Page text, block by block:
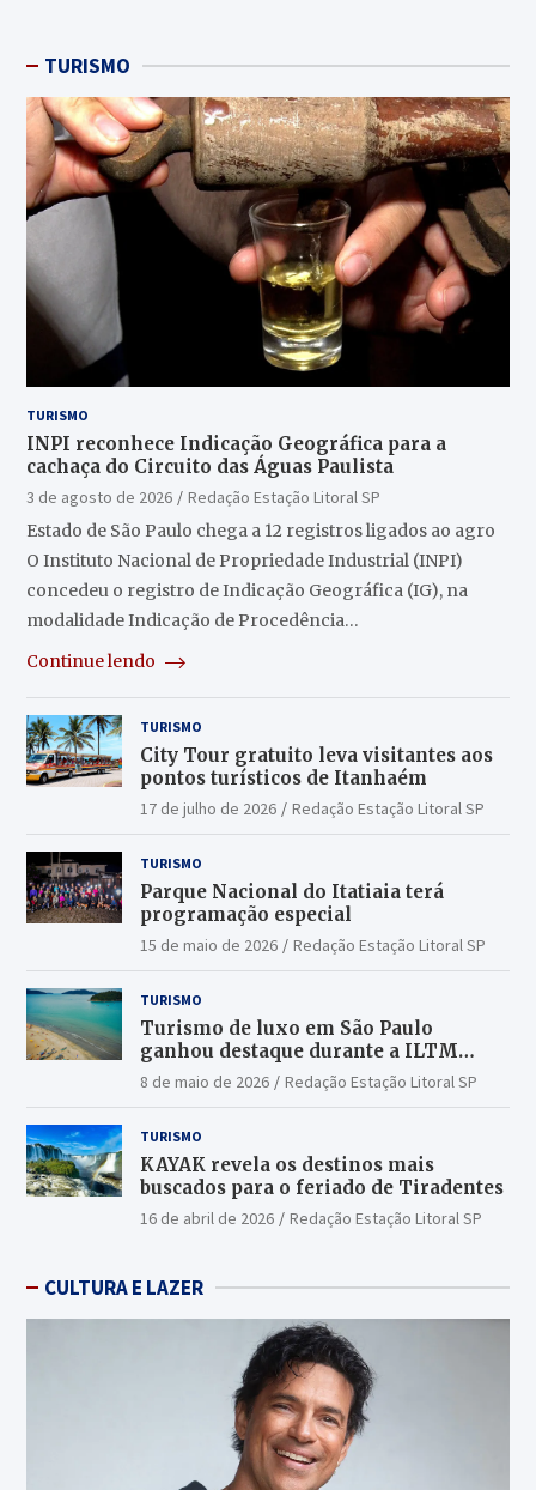
TURISMO
TURISMO
INPI reconhece Indicação Geográfica para a
cachaça do Circuito das Águas Paulista
3 de agosto de 2026
Redação Estação Litoral SP
Estado de São Paulo chega a 12 registros ligados ao agro
O Instituto Nacional de Propriedade Industrial (INPI)
concedeu o registro de Indicação Geográfica (IG), na
modalidade Indicação de Procedência…
Continue lendo
TURISMO
City Tour gratuito leva visitantes aos
pontos turísticos de Itanhaém
17 de julho de 2026 Redação Estação Litoral SP
TURISMO
Parque Nacional do Itatiaia terá
programação especial
15 de maio de 2026 Redação Estação Litoral SP
TURISMO
Turismo de luxo em São Paulo
ganhou destaque durante a ILTM
Latin America 2026
8 de maio de 2026 Redação Estação Litoral SP
TURISMO
KAYAK revela os destinos mais
buscados para o feriado de Tiradentes
16 de abril de 2026 Redação Estação Litoral SP
CULTURA E LAZER